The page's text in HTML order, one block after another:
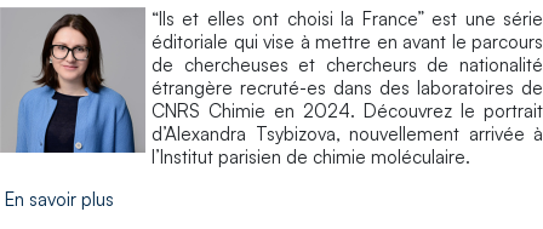
“Ils et elles ont choisi la France” est une série
éditoriale qui vise à mettre en avant le parcours
de chercheuses et chercheurs de nationalité
étrangère recruté-es dans des laboratoires de
CNRS Chimie en 2024. Découvrez le portrait
d’Alexandra Tsybizova, nouvellement arrivée à
l’Institut parisien de chimie moléculaire.
En savoir plus